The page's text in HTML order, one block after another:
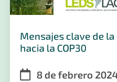
Mensajes clave de la
hacia la COP30
8 de febrero